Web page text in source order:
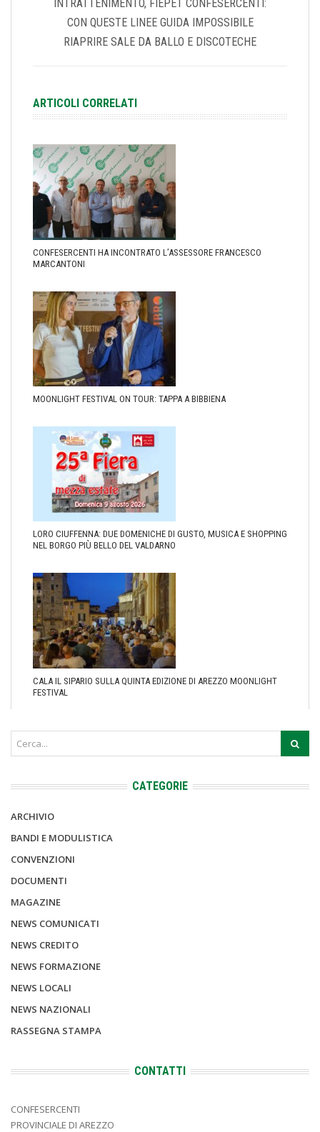
INTRATTENIMENTO, FIEPET CONFESERCENTI:
CON QUESTE LINEE GUIDA IMPOSSIBILE
RIAPRIRE SALE DA BALLO E DISCOTECHE
ARTICOLI CORRELATI
CONFESERCENTI HA INCONTRATO L’ASSESSORE FRANCESCO
MARCANTONI
MOONLIGHT FESTIVAL ON TOUR: TAPPA A BIBBIENA
LORO CIUFFENNA: DUE DOMENICHE DI GUSTO, MUSICA E SHOPPING
NEL BORGO PIÙ BELLO DEL VALDARNO
CALA IL SIPARIO SULLA QUINTA EDIZIONE DI AREZZO MOONLIGHT
FESTIVAL
CATEGORIE
ARCHIVIO
BANDI E MODULISTICA
CONVENZIONI
DOCUMENTI
MAGAZINE
NEWS COMUNICATI
NEWS CREDITO
NEWS FORMAZIONE
NEWS LOCALI
NEWS NAZIONALI
RASSEGNA STAMPA
CONTATTI
CONFESERCENTI
PROVINCIALE DI AREZZO